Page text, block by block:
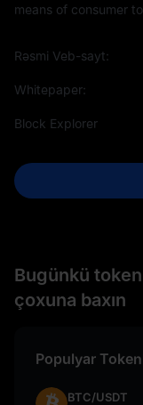
means of consumer
Rəsmi Veb-sayt:
Whitepaper:
Block Explorer
Bugünkü token
çoxuna baxın
Populyar
BTC/USDT